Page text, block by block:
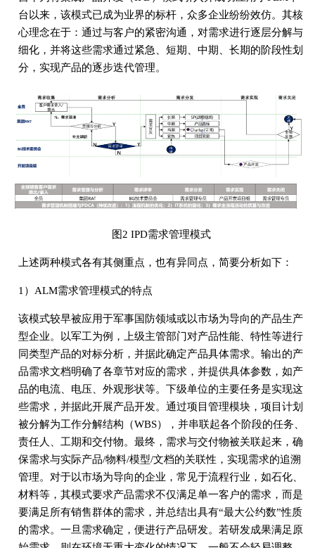
台以来，该模式已成为业界的标杆，众多企业纷纷效仿。其核
心理念在于：通过与客户的紧密沟通，对需求进行逐层分解与
细化，并将这些需求通过紧急、短期、中期、长期的阶段性划
分，实现产品的逐步迭代管理。
图2 IPD需求管理模式
上述两种模式各有其侧重点，也有异同点，简要分析如下：
1）ALM需求管理模式的特点
该模式较早被应用于军事国防领域或以市场为导向的产品生产
型企业。以军工为例，上级主管部门对产品性能、特性等进行
同类型产品的对标分析，并据此确定产品具体需求。输出的产
品需求文档明确了各章节对应的需求，并提供具体参数，如产
品的电流、电压、外观形状等。下级单位的主要任务是实现这
些需求，并据此开展产品开发。通过项目管理模块，项目计划
被分解为工作分解结构（WBS），并串联起各个阶段的任务、
责任人、工期和交付物。最终，需求与交付物被关联起来，确
保需求与实际产品/物料/模型/文档的关联性，实现需求的追溯
管理。对于以市场为导向的企业，常见于流程行业，如石化、
材料等，其模式要求产品需求不仅满足单一客户的需求，而是
要满足所有销售群体的需求，并总结出具有“最大公约数”性质
的需求。一旦需求确定，便进行产品研发。若研发成果满足原